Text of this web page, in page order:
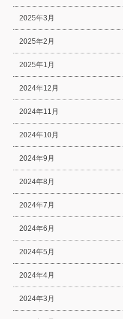
2025年3月
2025年2月
2025年1月
2024年12月
2024年11月
2024年10月
2024年9月
2024年8月
2024年7月
2024年6月
2024年5月
2024年4月
2024年3月